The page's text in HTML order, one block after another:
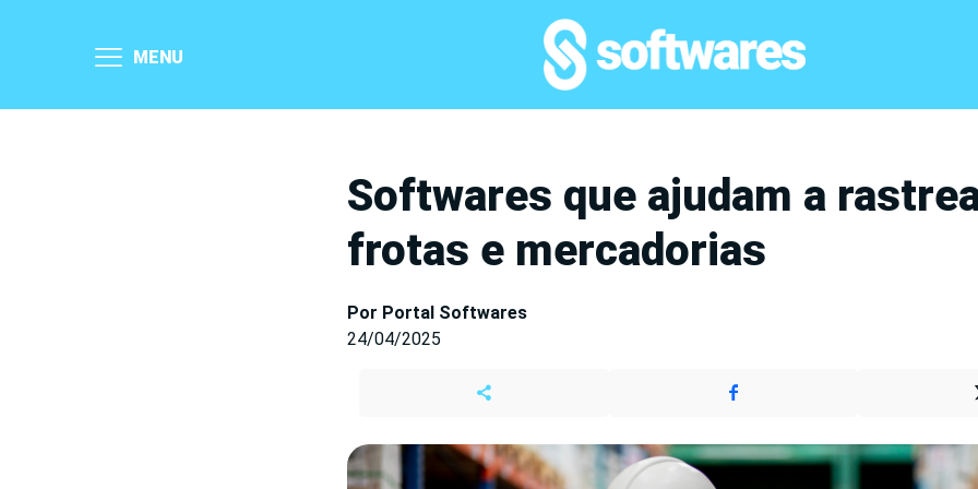
MENU
Softwares que ajudam a
frotas e mercadorias
Por Portal Softwares
24/04/2025